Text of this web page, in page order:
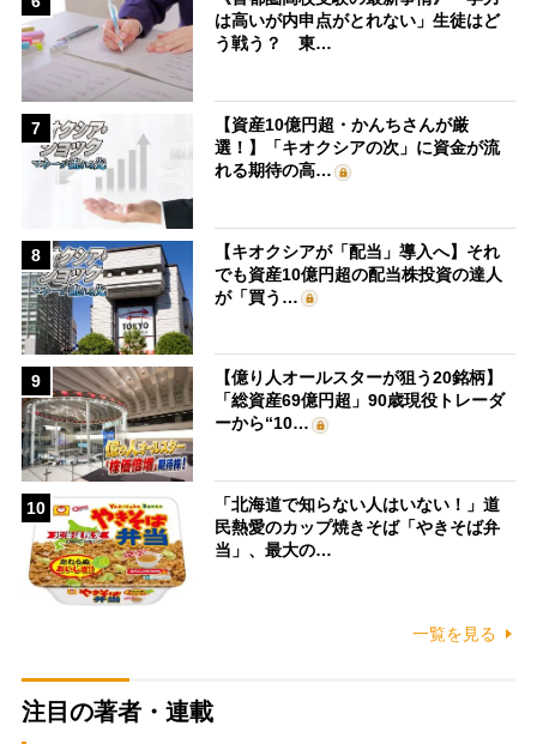
は高いが内申点がとれない」生徒はど
う戦う？ 東…
7
【資産10億円超・かんちさんが厳
選！】「キオクシアの次」に資金が流
れる期待の高…
8
【キオクシアが「配当」導入へ】それ
でも資産10億円超の配当株投資の達人
が「買う…
9
【億り人オールスターが狙う20銘柄】
「総資産69億円超」90歳現役トレーダ
ーから“10…
10
「北海道で知らない人はいない！」道
民熱愛のカップ焼きそば「やきそば弁
当」、最大の…
一覧を見る
注目の著者・連載